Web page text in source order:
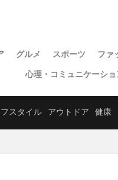
グルメ スポーツ ファ
心理・コミュニケーショ
スタイル アウトドア 健康